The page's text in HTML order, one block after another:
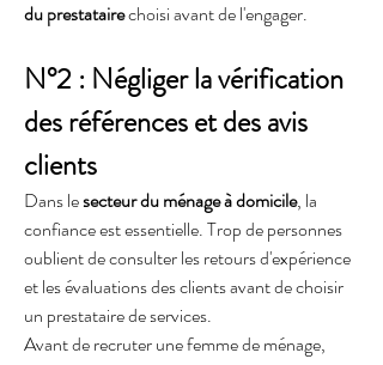
du prestataire choisi avant de l'engager.
N°2 : Négliger la vérification
des références et des avis
clients
Dans le secteur du ménage à domicile, la
confiance est essentielle. Trop de personnes
oublient de consulter les retours d'expérience
et les évaluations des clients avant de choisir
un prestataire de services.
Avant de recruter une femme de ménage,